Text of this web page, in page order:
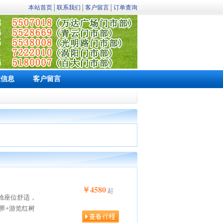
本站首页 联系我们 客户留言 订单查询
息 客户留言
座位舒适，
+游览红树
￥4580 起